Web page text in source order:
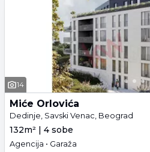
14
Miće Orlovića
Dedinje, Savski Venac, Beograd
132m² | 4 sobe
Agencija • Garaža